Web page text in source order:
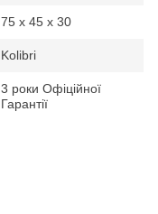
75 х 45 х 30
Kolibri
3 роки Офіційної
Гарантії